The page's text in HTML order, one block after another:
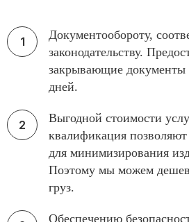
Документообороту,
законодательству.
закрывающие документы
дней.
Выгодной стоимости
квалификация
для минимизирования
Поэтому мы можем
груз.
Обеспечению